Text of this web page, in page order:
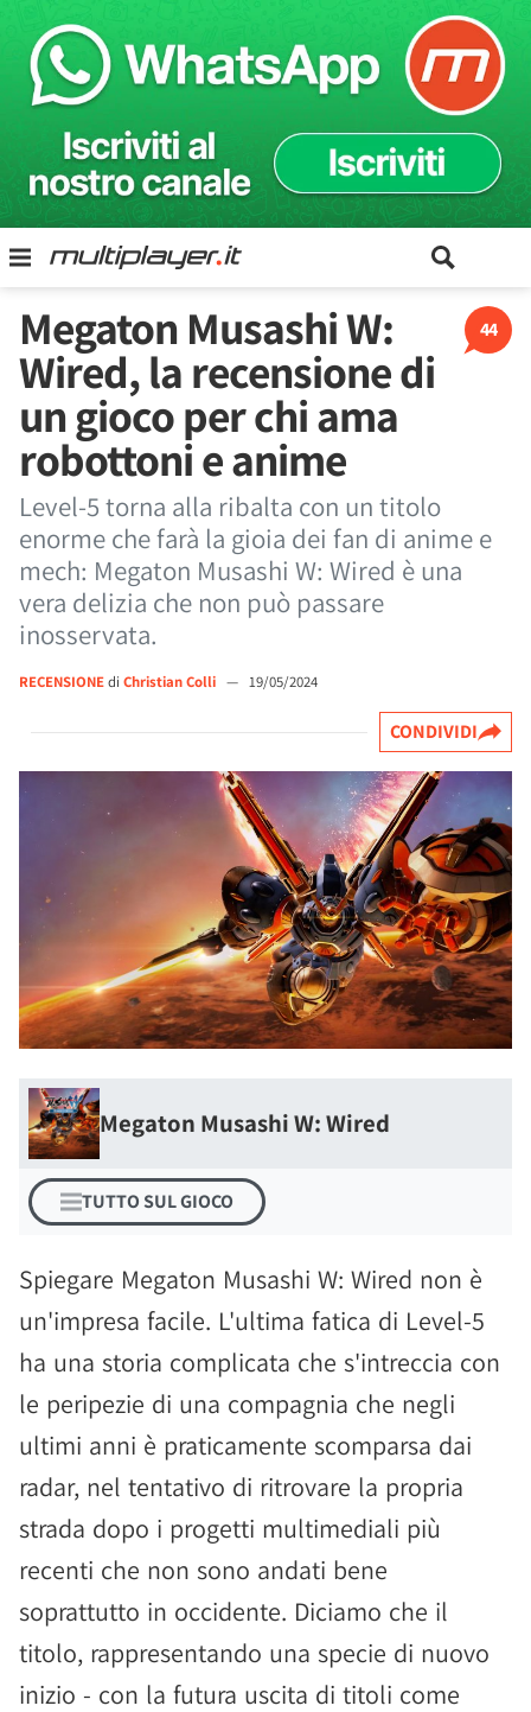
44
Megaton Musashi W:
Wired, la recensione di
un gioco per chi ama
robottoni e anime
Level-5 torna alla ribalta con un titolo
enorme che farà la gioia dei fan di anime e
mech: Megaton Musashi W: Wired è una
vera delizia che non può passare
inosservata.
RECENSIONEdi Christian Colli — 19/05/2024
CONDIVIDI
Megaton Musashi W: Wired
TUTTO SUL GIOCO
Spiegare Megaton Musashi W: Wired non è
un'impresa facile. L'ultima fatica di Level-5
ha una storia complicata che s'intreccia con
le peripezie di una compagnia che negli
ultimi anni è praticamente scomparsa dai
radar, nel tentativo di ritrovare la propria
strada dopo i progetti multimediali più
recenti che non sono andati bene
soprattutto in occidente. Diciamo che il
titolo, rappresentando una specie di nuovo
inizio - con la futura uscita di titoli come